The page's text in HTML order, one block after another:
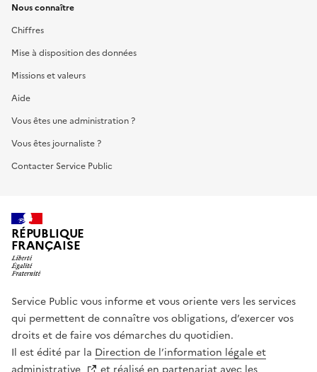
Nous connaître
Chiffres
Mise à disposition des données
Missions et valeurs
Aide
Vous êtes une administration ?
Vous êtes journaliste ?
Contacter Service Public
RÉPUBLIQUE
FRANÇAISE
Service Public vous informe et vous oriente vers les services
qui permettent de connaître vos obligations, d’exercer vos
droits et de faire vos démarches du quotidien.
Il est édité par la Direction de l’information légale et